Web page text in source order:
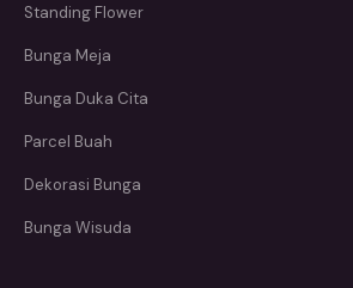
Standing Flower
Bunga Meja
Bunga Duka Cita
Parcel Buah
Dekorasi Bunga
Bunga Wisuda